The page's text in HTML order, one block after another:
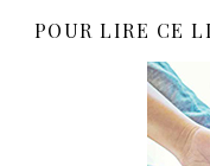
POUR LIRE CE